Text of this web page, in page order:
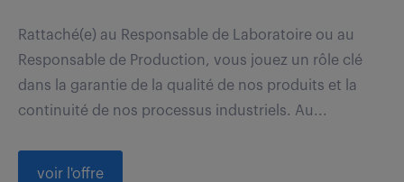
Rattaché(e) au Responsable de Laboratoire ou au
Responsable de Production, vous jouez un rôle clé
dans la garantie de la qualité de nos produits et la
continuité de nos processus industriels. Au...
voir l'offre